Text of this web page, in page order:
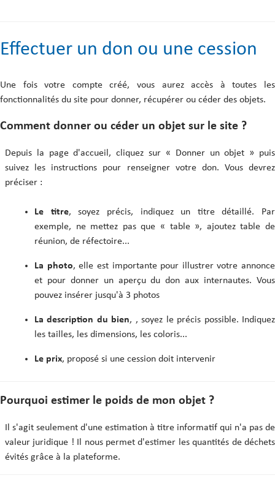
Effectuer un don ou une cession
Une fois votre compte créé, vous aurez accès à toutes les
fonctionnalités du site pour donner, récupérer ou céder des objets.
Comment donner ou céder un objet sur le site ?
Depuis la page d'accueil, cliquez sur « Donner un objet » puis
suivez les instructions pour renseigner votre don. Vous devrez
préciser :
Le titre, soyez précis, indiquez un titre détaillé. Par
exemple, ne mettez pas que « table », ajoutez table de
réunion, de réfectoire...
La photo, elle est importante pour illustrer votre annonce
et pour donner un aperçu du don aux internautes. Vous
pouvez insérer jusqu'à 3 photos
La description du bien, , soyez le précis possible. Indiquez
les tailles, les dimensions, les coloris...
Le prix, proposé si une cession doit intervenir
Pourquoi estimer le poids de mon objet ?
Il s'agit seulement d'une estimation à titre informatif qui n'a pas de
valeur juridique ! Il nous permet d'estimer les quantités de déchets
évités grâce à la plateforme.